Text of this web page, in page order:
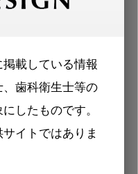
載している情報
歯科衛生士等の
したものです。
イトではありま
立ち情報を
でお届け
歯科医師、歯